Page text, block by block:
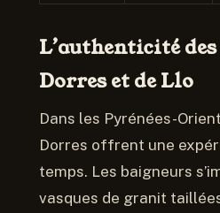
L’authenticité
Dorres et de Llo
Dans les Pyrénées-
Dorres offrent une
temps. Les baigneurs
vasques de granit